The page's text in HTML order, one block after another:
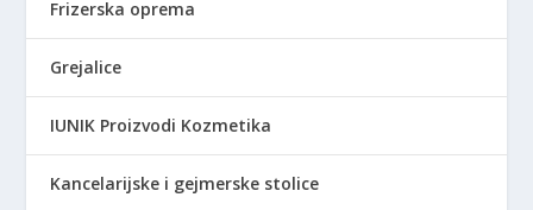
Frizerska oprema
Grejalice
IUNIK Proizvodi Kozmetika
Kancelarijske i gejmerske stolice